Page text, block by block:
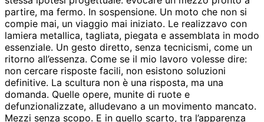
partire, ma fermo. In sospensione. Un moto che non si
compie mai, un viaggio mai iniziato. Le realizzavo con
lamiera metallica, tagliata, piegata e assemblata in modo
essenziale. Un gesto diretto, senza tecnicismi, come un
ritorno all’essenza. Come se il mio lavoro volesse dire:
non cercare risposte facili, non esistono soluzioni
definitive. La scultura non è una risposta, ma una
domanda. Quelle opere, munite di ruote e
defunzionalizzate, alludevano a un movimento mancato.
Mezzi senza scopo. E in quello scarto, tra l’apparenza